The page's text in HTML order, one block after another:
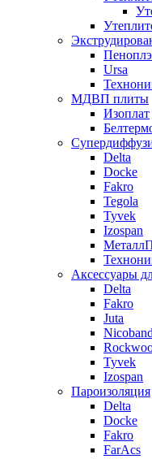
Ursa
МДВП плиты
Изоплат
Delta
Docke
Fakro
Tegola
Tyvek
Izospan
Аксессуары
Delta
Fakro
Juta
Nicoband
Tyvek
Izospan
Пароизоляция
Delta
Docke
Fakro
FarAcs